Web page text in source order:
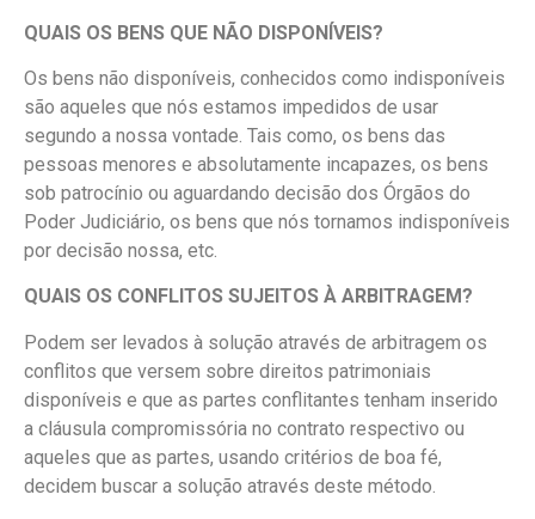
QUAIS OS BENS QUE NÃO DISPONÍVEIS?
Os bens não disponíveis, conhecidos como indisponíveis
são aqueles que nós estamos impedidos de usar
segundo a nossa vontade. Tais como, os bens das
pessoas menores e absolutamente incapazes, os bens
sob patrocínio ou aguardando decisão dos Órgãos do
Poder Judiciário, os bens que nós tornamos indisponíveis
por decisão nossa, etc.
QUAIS OS CONFLITOS SUJEITOS À ARBITRAGEM?
Podem ser levados à solução através de arbitragem os
conflitos que versem sobre direitos patrimoniais
disponíveis e que as partes conflitantes tenham inserido
a cláusula compromissória no contrato respectivo ou
aqueles que as partes, usando critérios de boa fé,
decidem buscar a solução através deste método.